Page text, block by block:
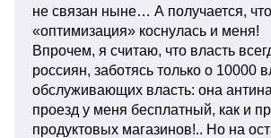
не связан ныне… А получается, что
«оптимизация» коснулась и меня!
Впрочем, я считаю, что власть
россиян, заботясь только о 10000
обслуживающих власть: она
проезд у меня бесплатный, как и
продуктовых магазинов!.. Но на